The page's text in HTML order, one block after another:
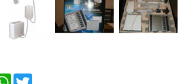
WhatsApp